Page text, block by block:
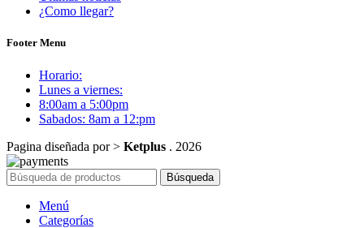
¿Como llegar?
Footer Menu
Horario:
Lunes a viernes:
8:00am a 5:00pm
Sabados: 8am a 12:pm
Pagina diseñada por > Ketplus . 2026
Búsqueda
Menú
Categorías